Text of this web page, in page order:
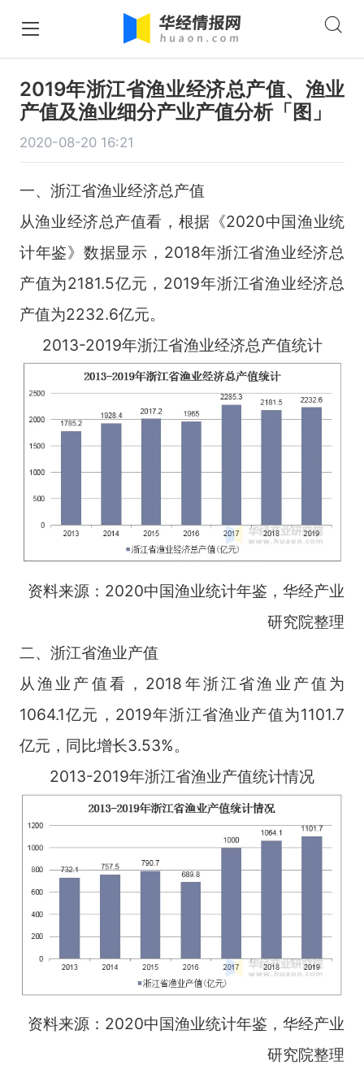
2019年浙江省渔业经济总产值、渔业
产值及渔业细分产业产值分析「图」
2020-08-20 16:21
一、浙江省渔业经济总产值
从渔业经济总产值看，根据《2020中国渔业统
计年鉴》数据显示，2018年浙江省渔业经济总
产值为2181.5亿元，2019年浙江省渔业经济总
产值为2232.6亿元。
2013-2019年浙江省渔业经济总产值统计
资料来源：2020中国渔业统计年鉴，华经产业
研究院整理
二、浙江省渔业产值
从渔业产值看，2018年浙江省渔业产值为
1064.1亿元，2019年浙江省渔业产值为1101.7
亿元，同比增长3.53%。
2013-2019年浙江省渔业产值统计情况
资料来源：2020中国渔业统计年鉴，华经产业
研究院整理